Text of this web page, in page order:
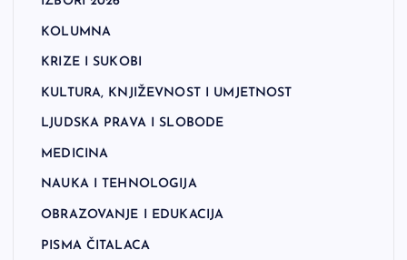
KOLUMNA
KRIZE I SUKOBI
KULTURA, KNJIŽEVNOST I UMJETNOST
LJUDSKA PRAVA I SLOBODE
MEDICINA
NAUKA I TEHNOLOGIJA
OBRAZOVANJE I EDUKACIJA
PISMA ČITALACA